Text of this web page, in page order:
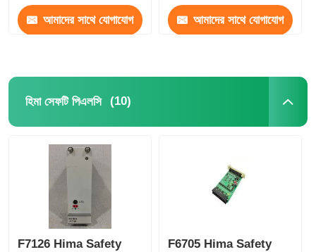
আমাদের সাথে যোগাযোগ আমাদের সাথে যোগাযোগ
হিমা সেফটি পিএলসি (10)
F7126 Hima Safety
F6705 Hima Safety